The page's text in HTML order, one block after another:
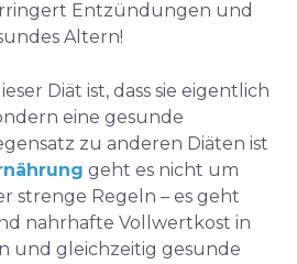
Entzündungen und
Altern!
Diät ist, dass sie eigentlich
eine gesunde
zu anderen Diäten ist
geht es nicht um
strenge Regeln – es geht
nahrhafte Vollwertkost in
und gleichzeitig gesunde